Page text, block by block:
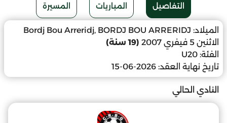
التفاصيل المباريات المسيرة
الميلاد: Bordj Bou Arreridj, BORDJ BOU ARRERIDJ
الاثنين 5 فيفري 2007
(19 سنة)
الفئة: U20
تاريخ نهاية العقد: 2026-06-15
النادي الحالي